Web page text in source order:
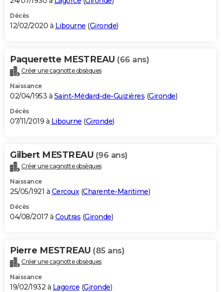
Décès
12/02/2020 à Libourne (Gironde)
Paquerette MESTREAU (66 ans)
Créer une cagnotte obsèques
Naissance
02/04/1953 à Saint-Médard-de-Guizières (Gironde)
Décès
07/11/2019 à Libourne (Gironde)
Gilbert MESTREAU (96 ans)
Créer une cagnotte obsèques
Naissance
25/05/1921 à Cercoux(Charente-Maritime)
Décès
04/08/2017 à Coutras (Gironde)
Pierre MESTREAU (85 ans)
Créer une cagnotte obsèques
Naissance
19/02/1932 à Lagorce (Gironde)